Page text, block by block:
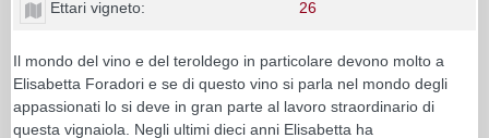
Ettari vigneto: 26
Il mondo del vino e del teroldego in particolare devono molto a
Elisabetta Foradori e se di questo vino si parla nel mondo degli
appassionati lo si deve in gran parte al lavoro straordinario di
questa vignaiola. Negli ultimi dieci anni Elisabetta ha